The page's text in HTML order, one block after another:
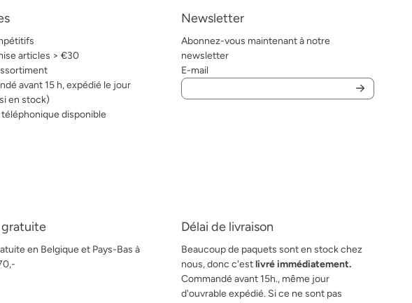
articles > €30
avant 15 h, expédié le jour
en stock)
disponible
Newsletter
Abonnez-vous maintenant à notre
newsletter
E-mail
gratuite
en Belgique et Pays-Bas à
Délai de livraison
Beaucoup de paquets sont en stock chez
nous, donc c'estlivré immédiatement.
Commandé avant 15h., même jour
d'ouvrable expédié. Si ce ne sont pas